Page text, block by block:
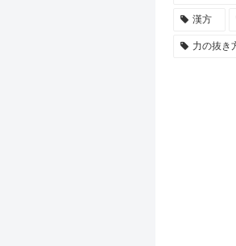
漢方
力の抜き